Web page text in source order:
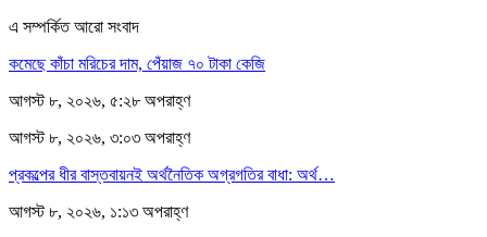
এ সম্পর্কিত আরো সংবাদ
কমেছে কাঁচা মরিচের দাম, পেঁয়াজ ৭০ টাকা কেজি
আগস্ট ৮, ২০২৬, ৫:২৮ অপরাহ্ণ
আগস্ট ৮, ২০২৬, ৩:০৩ অপরাহ্ণ
প্রকল্পের ধীর বাস্তবায়নই অর্থনৈতিক অগ্রগতির বাধা: অর্থ…
আগস্ট ৮, ২০২৬, ১:১৩ অপরাহ্ণ